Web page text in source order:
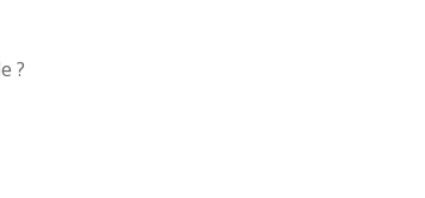
?